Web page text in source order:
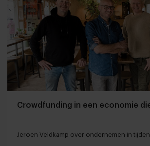
Crowdfunding in een economie
Jeroen Veldkamp over ondernemen in